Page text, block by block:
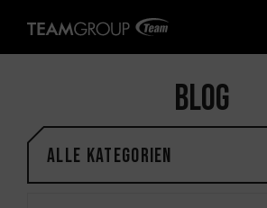
BLOG
Alle Kategorien